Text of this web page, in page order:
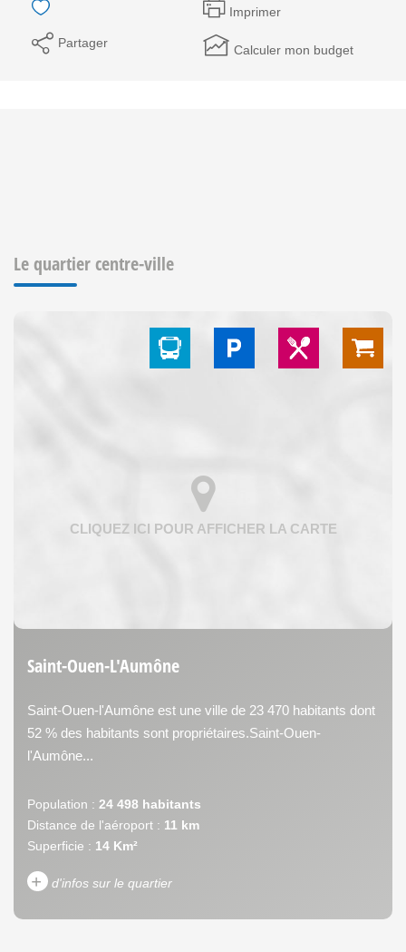
Imprimer
Partager Calculer mon budget
Le quartier centre-ville
Saint-Ouen-L'Aumône
Saint-Ouen-l'Aumône est une ville de 23 470 habitants dont
52 % des habitants sont propriétaires.Saint-Ouen-
l'Aumône...
Population : 24 498 habitants
Distance de l'aéroport : 11 km
Superficie : 14 Km²
+ d'infos sur le quartier